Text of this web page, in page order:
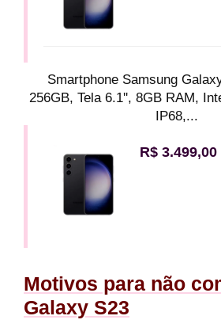
Smartphone Samsung
256GB, Tela 6.1'', 8GB RAM,
IP68,...
R$ 3.499,00
Motivos para não
Galaxy S23